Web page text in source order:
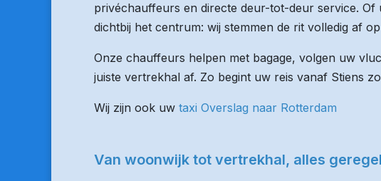
privéchauffeurs en directe deur-tot-deur service.
dichtbij het centrum: wij stemmen de rit volledig af
Onze chauffeurs helpen met bagage, volgen uw
juiste vertrekhal af. Zo begint uw reis vanaf Stiens
Wij zijn ook uw taxi Overslag naar Rotterdam
Van woonwijk tot vertrekhal, alles